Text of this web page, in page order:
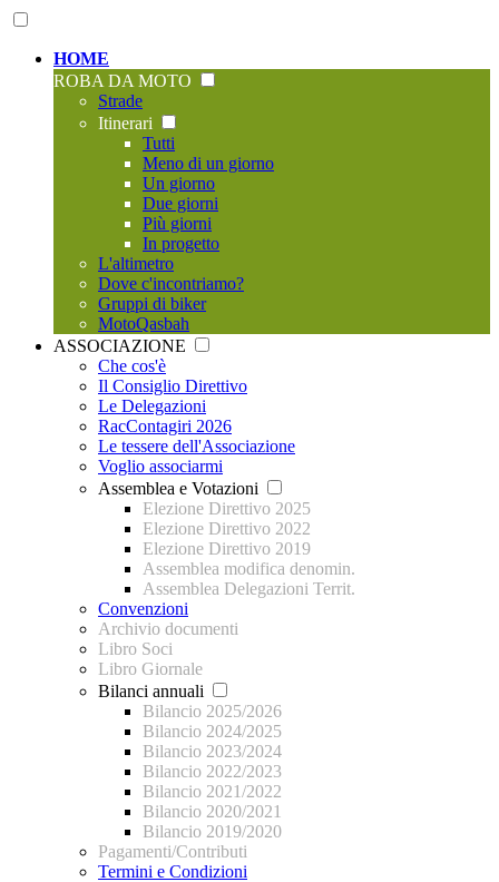
HOME
ROBA DA MOTO
Strade
Itinerari
Tutti
Meno di un giorno
Un giorno
Due giorni
Più giorni
In progetto
L'altimetro
Dove c'incontriamo?
Gruppi di biker
MotoQasbah
ASSOCIAZIONE
Che cos'è
Il Consiglio Direttivo
Le Delegazioni
RacContagiri 2026
Le tessere dell'Associazione
Voglio associarmi
Assemblea e Votazioni
Elezione Direttivo 2025
Elezione Direttivo 2022
Elezione Direttivo 2019
Assemblea modifica denomin.
Assemblea Delegazioni Territ.
Convenzioni
Archivio documenti
Libro Soci
Libro Giornale
Bilanci annuali
Bilancio 2025/2026
Bilancio 2024/2025
Bilancio 2023/2024
Bilancio 2022/2023
Bilancio 2021/2022
Bilancio 2020/2021
Bilancio 2019/2020
Pagamenti/Contributi
Termini e Condizioni